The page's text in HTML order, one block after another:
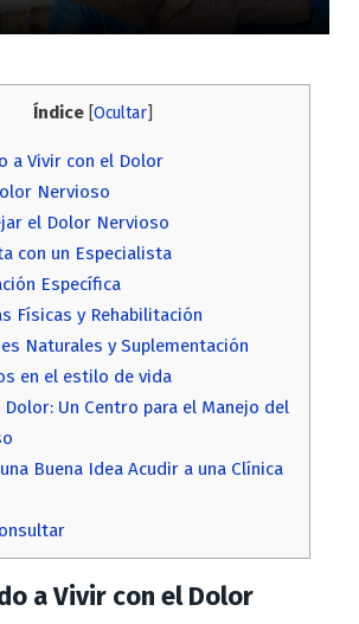
Índice [Ocultar]
a Vivir con el Dolor
Nervioso
el Dolor Nervioso
con un Especialista
Específica
Físicas y Rehabilitación
Naturales y Suplementación
en el estilo de vida
Un Centro para el Manejo del
Buena Idea Acudir a una Clínica
a Vivir con el Dolor